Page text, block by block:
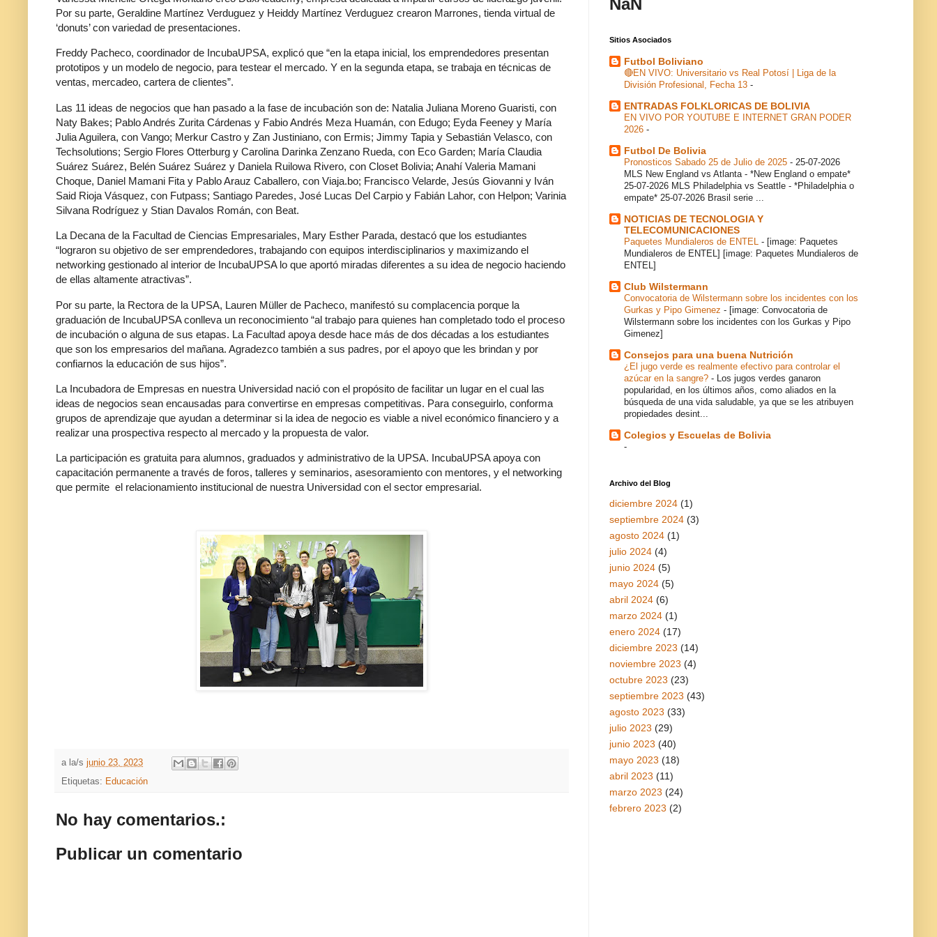
Por su parte, Geraldine Martínez Verduguez y Heiddy Martínez Verduguez crearon Marrones, tienda virtual de
‘donuts’ con variedad de presentaciones.
Freddy Pacheco, coordinador de IncubaUPSA, explicó que “en la etapa inicial, los emprendedores presentan
prototipos y un modelo de negocio, para testear el mercado. Y en la segunda etapa, se trabaja en técnicas de
ventas, mercadeo, cartera de clientes”.
Las 11 ideas de negocios que han pasado a la fase de incubación son de: Natalia Juliana Moreno Guaristi, con
Naty Bakes; Pablo Andrés Zurita Cárdenas y Fabio Andrés Meza Huamán, con Edugo; Eyda Feeney y María
Julia Aguilera, con Vango; Merkur Castro y Zan Justiniano, con Ermis; Jimmy Tapia y Sebastián Velasco, con
Techsolutions; Sergio Flores Otterburg y Carolina Darinka Zenzano Rueda, con Eco Garden; María Claudia
Suárez Suárez, Belén Suárez Suárez y Daniela Ruilowa Rivero, con Closet Bolivia; Anahí Valeria Mamani
Choque, Daniel Mamani Fita y Pablo Arauz Caballero, con Viaja.bo; Francisco Velarde, Jesús Giovanni y Iván
Said Rioja Vásquez, con Futpass; Santiago Paredes, José Lucas Del Carpio y Fabián Lahor, con Helpon; Varinia
Silvana Rodríguez y Stian Davalos Román, con Beat.
La Decana de la Facultad de Ciencias Empresariales, Mary Esther Parada, destacó que los estudiantes
“lograron su objetivo de ser emprendedores, trabajando con equipos interdisciplinarios y maximizando el
networking gestionado al interior de IncubaUPSA lo que aportó miradas diferentes a su idea de negocio haciendo
de ellas altamente atractivas”.
Por su parte, la Rectora de la UPSA, Lauren Müller de Pacheco, manifestó su complacencia porque la
graduación de IncubaUPSA conlleva un reconocimiento “al trabajo para quienes han completado todo el proceso
de incubación o alguna de sus etapas. La Facultad apoya desde hace más de dos décadas a los estudiantes
que son los empresarios del mañana. Agradezco también a sus padres, por el apoyo que les brindan y por
confiarnos la educación de sus hijos”.
La Incubadora de Empresas en nuestra Universidad nació con el propósito de facilitar un lugar en el cual las
ideas de negocios sean encausadas para convertirse en empresas competitivas. Para conseguirlo, conforma
grupos de aprendizaje que ayudan a determinar si la idea de negocio es viable a nivel económico financiero y a
realizar una prospectiva respecto al mercado y la propuesta de valor.
La participación es gratuita para alumnos, graduados y administrativo de la UPSA. IncubaUPSA apoya con
capacitación permanente a través de foros, talleres y seminarios, asesoramiento con mentores, y el networking
que permite el relacionamiento institucional de nuestra Universidad con el sector empresarial.
a la/s junio 23, 2023
Etiquetas: Educación
No hay comentarios.:
Publicar un comentario
NaN
Sitios Asociados
Futbol Boliviano
🔴EN VIVO: Universitario vs Real Potosí | Liga de la
División Profesional, Fecha 13 -
ENTRADAS FOLKLORICAS DE BOLIVIA
EN VIVO POR YOUTUBE E INTERNET GRAN PODER
2026 -
Futbol De Bolivia
Pronosticos Sabado 25 de Julio de 2025 - 25-07-2026
MLS New England vs Atlanta - *New England o empate*
25-07-2026 MLS Philadelphia vs Seattle - *Philadelphia o
empate* 25-07-2026 Brasil serie ...
NOTICIAS DE TECNOLOGIA Y
TELECOMUNICACIONES
Paquetes Mundialeros de ENTEL - [image: Paquetes
Mundialeros de ENTEL] [image: Paquetes Mundialeros de
ENTEL]
Club Wilstermann
Convocatoria de Wilstermann sobre los incidentes con los
Gurkas y Pipo Gimenez - [image: Convocatoria de
Wilstermann sobre los incidentes con los Gurkas y Pipo
Gimenez]
Consejos para una buena Nutrición
¿El jugo verde es realmente efectivo para controlar el
azúcar en la sangre? - Los jugos verdes ganaron
popularidad, en los últimos años, como aliados en la
búsqueda de una vida saludable, ya que se les atribuyen
propiedades desint...
Colegios y Escuelas de Bolivia
-
Archivo del Blog
diciembre 2024 (1)
septiembre 2024 (3)
agosto 2024 (1)
julio 2024 (4)
junio 2024 (5)
mayo 2024 (5)
abril 2024 (6)
marzo 2024 (1)
enero 2024 (17)
diciembre 2023 (14)
noviembre 2023 (4)
octubre 2023 (23)
septiembre 2023 (43)
agosto 2023 (33)
julio 2023 (29)
junio 2023 (40)
mayo 2023 (18)
abril 2023 (11)
marzo 2023 (24)
febrero 2023 (2)